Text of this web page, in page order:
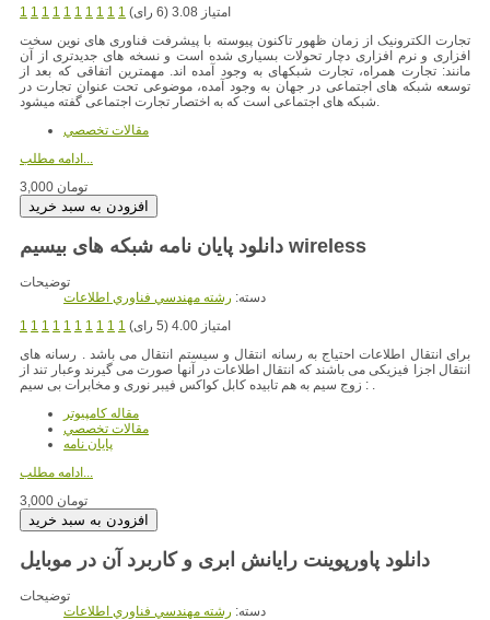
1 1 1 1 1 1 1 1 1 1
امتیاز 3.08 (6 رای)
تجارت الکترونیک از زمان ظهور تاکنون پیوسته با پیشرفت فناوری های نوین سخت
افزاری و نرم افزاری دچار تحولات بسیاری شده است و نسخه های جدیدتری از آن
مانند: تجارت همراه، تجارت شبکهای به وجود آمده اند. مهمترین اتفاقی که بعد از
توسعه شبکه های اجتماعی در جهان به وجود آمده، موضوعی تحت عنوان تجارت در
مقالات تخصصي
3,000 تومان
دانلود پایان نامه شبکه های بیسیم wireless
توضیحات
دسته: رشته مهندسي فناوري اطلاعات
1 1 1 1 1 1 1 1 1 1
امتیاز 4.00 (5 رای)
برای انتقال اطلاعات احتیاج به رسانه انتقال و سیستم انتقال می باشد . رسانه های
انتقال اجزا فیزیکی می باشند که انتقال اطلاعات در آنها صورت می گیرند وعبار تند از
مقاله کامپیوتر
مقالات تخصصي
پایان نامه
3,000 تومان
دانلود پاورپوینت رایانش ابری و کاربرد آن در موبایل
توضیحات
دسته: رشته مهندسي فناوري اطلاعات